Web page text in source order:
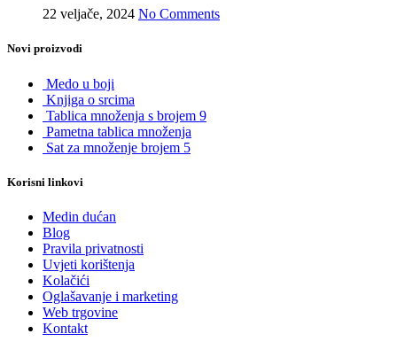
22 veljače, 2024 No Comments
Novi proizvodi
Medo u boji
Knjiga o srcima
Tablica množenja s brojem 9
Pametna tablica množenja
Sat za množenje brojem 5
Korisni linkovi
Medin dućan
Blog
Pravila privatnosti
Uvjeti korištenja
Kolačići
Oglašavanje i marketing
Web trgovine
Kontakt